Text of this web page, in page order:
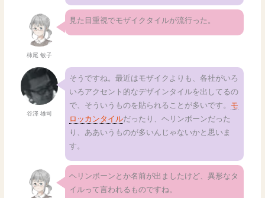
柿尾 敏子
見た目重視でモザイクタイルが流行った。
谷澤 雄司
そうですね。最近はモザイクよりも、各社がいろ
いろアクセント的なデザインタイルを出してるの
で、そういうものを貼られることが多いです。 モ
ロッカンタイルだったり、ヘリンボーンだった
り、ああいうものが多いんじゃないかと思いま
す。
ヘリンボーンとか名前が出ましたけど、異形なタ
イルって言われるものですね。